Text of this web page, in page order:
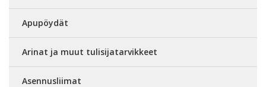
Apupöydät
Arinat ja muut tulisijatarvikkeet
Asennusliimat